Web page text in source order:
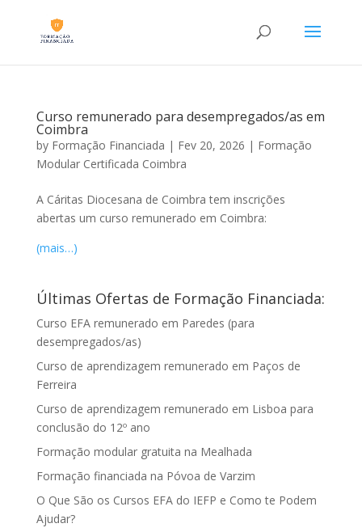
Curso remunerado para desempregados/as em
Coimbra
by Formação Financiada | Fev 20, 2026 | Formação
Modular Certificada Coimbra
A Cáritas Diocesana de Coimbra tem inscrições
abertas um curso remunerado em Coimbra:
(mais…)
Últimas Ofertas de Formação Financiada:
Curso EFA remunerado em Paredes (para
desempregados/as)
Curso de aprendizagem remunerado em Paços de
Ferreira
Curso de aprendizagem remunerado em Lisboa para
conclusão do 12º ano
Formação modular gratuita na Mealhada
Formação financiada na Póvoa de Varzim
O Que São os Cursos EFA do IEFP e Como te Podem
Ajudar?